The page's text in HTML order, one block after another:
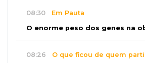
08:30 Em Pauta
O enorme peso dos genes na
08:26 O que ficou de quem